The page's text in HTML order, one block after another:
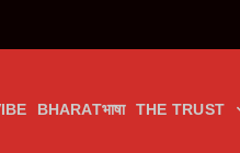
BHARATभाषा THE TRUST